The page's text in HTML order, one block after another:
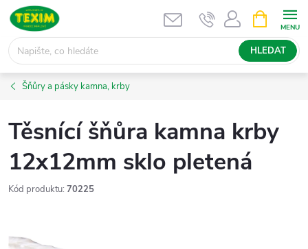
Přejít
obsah
HLEDAT
NÁKUPNÍ
KOŠÍK
Šňůry a pásky kamna, krby
Těsnící šňůra kamna krby
12x12mm sklo pletená
Kód produktu: 70225